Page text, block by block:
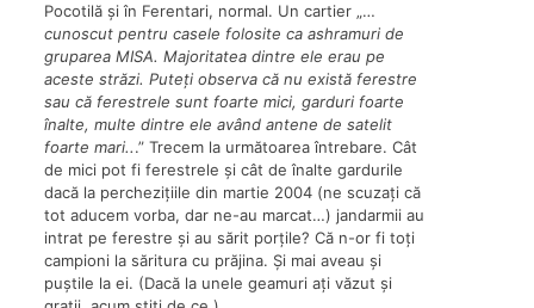
Pocotilă și în Ferentari, normal. Un cartier „…
cunoscut pentru casele folosite ca ashramuri de
gruparea MISA. Majoritatea dintre ele erau pe
aceste străzi. Puteți observa că nu există ferestre
sau că ferestrele sunt foarte mici, garduri foarte
înalte, multe dintre ele având antene de satelit
foarte mari...” Trecem la următoarea întrebare. Cât
de mici pot fi ferestrele și cât de înalte gardurile
dacă la perchezițiile din martie 2004 (ne scuzați că
tot aducem vorba, dar ne-au marcat…) jandarmii au
intrat pe ferestre și au sărit porțile? Că n-or fi toți
campioni la săritura cu prăjina. Și mai aveau și
puștile la ei. (Dacă la unele geamuri ați văzut și